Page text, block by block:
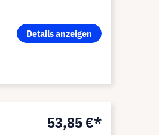
Details anzeigen
53,85 €*